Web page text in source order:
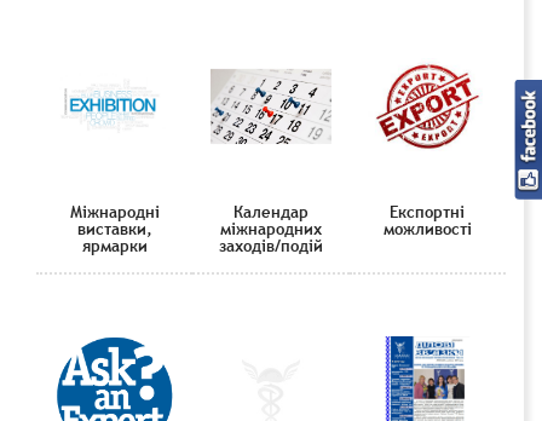
Міжнародні
виставки,
ярмарки
Календар
міжнародних
заходів/подій
Експортні
можливості